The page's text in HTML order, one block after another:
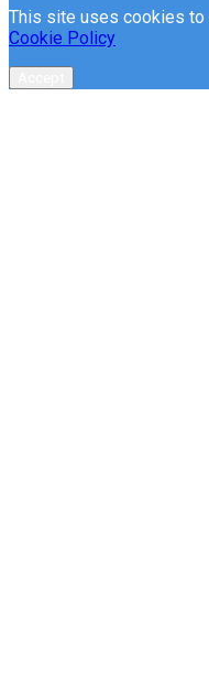
This site uses cookies to
Cookie Policy